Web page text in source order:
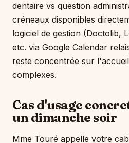
dentaire vs question
créneaux disponibles
logiciel de gestion (Doctolib,
etc. via Google Calendar
reste concentrée sur
complexes.
Cas d'usage
un dimanche soir
Mme Touré appelle votre